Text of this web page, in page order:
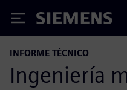
Siemens
INFORME TÉCNICO
Ingeniería